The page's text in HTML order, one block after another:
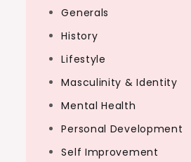
Generals
History
Lifestyle
Masculinity & Identity
Mental Health
Personal Development
Self Improvement